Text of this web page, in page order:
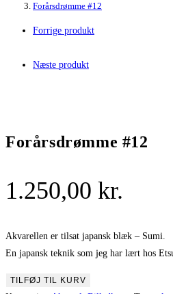
Forårsdrømme #12
Forrige produkt
Næste produkt
Forårsdrømme #12
1.250,00 kr.
Akvarellen er tilsat japansk blæk – Sumi.
En japansk teknik som jeg har lært hos
Forårsdrømme
TILFØJ TIL KURV